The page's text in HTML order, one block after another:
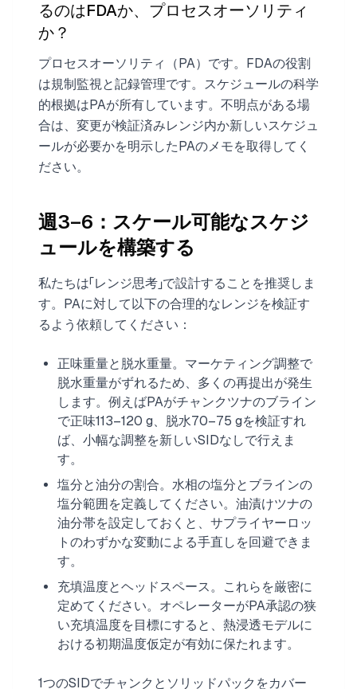
るのはFDAか、プロセスオーソリティ
か？
プロセスオーソリティ（PA）です。FDAの役割
は規制監視と記録管理です。スケジュールの科学
的根拠はPAが所有しています。不明点がある場
合は、変更が検証済みレンジ内か新しいスケジュ
ールが必要かを明示したPAのメモを取得してく
ださい。
週3–6：スケール可能なスケジ
ュールを構築する
私たちは「レンジ思考」で設計することを推奨しま
す。PAに対して以下の合理的なレンジを検証す
るよう依頼してください：
正味重量と脱水重量。マーケティング調整で
脱水重量がずれるため、多くの再提出が発生
します。例えばPAがチャンクツナのブライン
で正味113–120 g、脱水70–75 gを検証すれ
ば、小幅な調整を新しいSIDなしで行えま
す。
塩分と油分の割合。水相の塩分とブラインの
塩分範囲を定義してください。油漬けツナの
油分帯を設定しておくと、サプライヤーロッ
トのわずかな変動による手直しを回避できま
す。
充填温度とヘッドスペース。これらを厳密に
定めてください。オペレーターがPA承認の狭
い充填温度を目標にすると、熱浸透モデルに
おける初期温度仮定が有効に保たれます。
1つのSIDでチャンクとソリッドパックをカバー